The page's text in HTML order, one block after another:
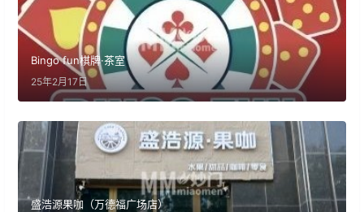
Bingo fun棋牌·茶室
25年2月17日
盛浩源果咖（万德福广场店）